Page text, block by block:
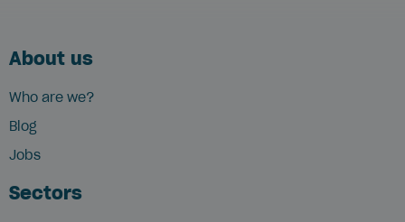
About us
Who are we?
Blog
Jobs
Sectors